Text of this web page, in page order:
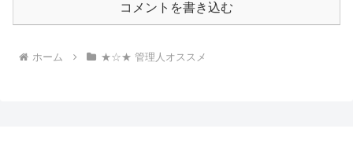
コメントを書き込む
ホーム ★☆★ 管理人オススメ